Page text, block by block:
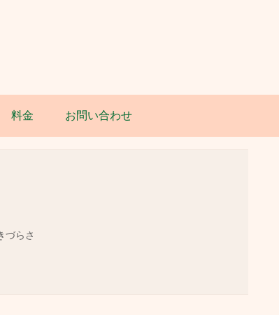
料金 お問い合わせ
づらさ